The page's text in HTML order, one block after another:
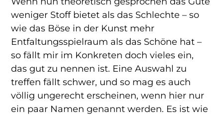
weniger Stoff bietet als das Schlechte – so
wie das Böse in der Kunst mehr
Entfaltungsspielraum als das Schöne hat –
so fällt mir im Konkreten doch vieles ein,
das gut zu nennen ist. Eine Auswahl zu
treffen fällt schwer, und so mag es auch
völlig ungerecht erscheinen, wenn hier nur
ein paar Namen genannt werden. Es ist wie